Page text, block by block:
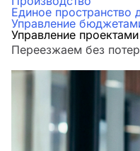
Единое пространство
Управление
Управление проектами
Переезжаем без